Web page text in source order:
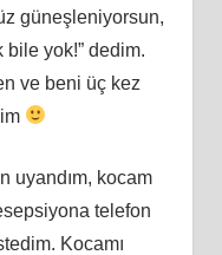
güneşleniyorsun,
yok!” dedim.
ve beni üç kez
uyandım, kocam
telefon
Kocamı